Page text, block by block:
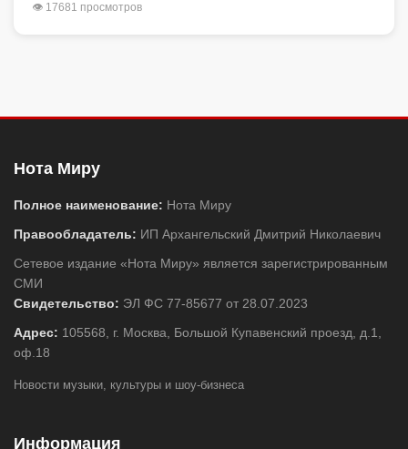
👁 17681 просмотров
Нота Миру
Полное наименование: Нота Миру
Правообладатель: ИП Архангельский Дмитрий Николаевич
Сетевое издание «Нота Миру» является зарегистрированным
СМИ
Свидетельство: ЭЛ ФС 77-85677 от 28.07.2023
Адрес: 105568, г. Москва, Большой Купавенский проезд, д.1,
оф.18
Новости музыки, культуры и шоу-бизнеса
Информация